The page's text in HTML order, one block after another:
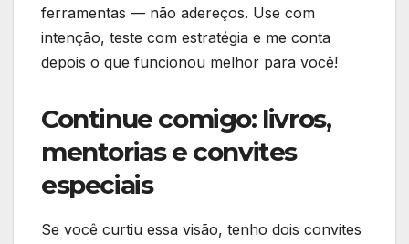
ferramentas — não adereços. Use com
intenção, teste com estratégia e me conta
depois o que funcionou melhor para você!
Continue comigo: livros,
mentorias e convites
especiais
Se você curtiu essa visão, tenho dois convites